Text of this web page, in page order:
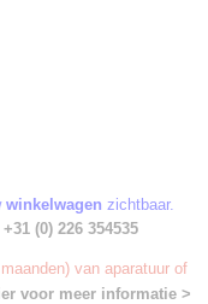
winkelwagen zichtbaar.
+31 (0) 226 354535
van aparatuur of
voor meer informatie >